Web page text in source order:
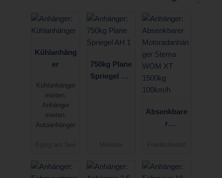
Kühlanhäng
er
Kühlanhänger
mieten,
Anhänger
mieten,
Autoanhänger
750kg Plane
Spriegel AH
Absenkbare
r
1500kg